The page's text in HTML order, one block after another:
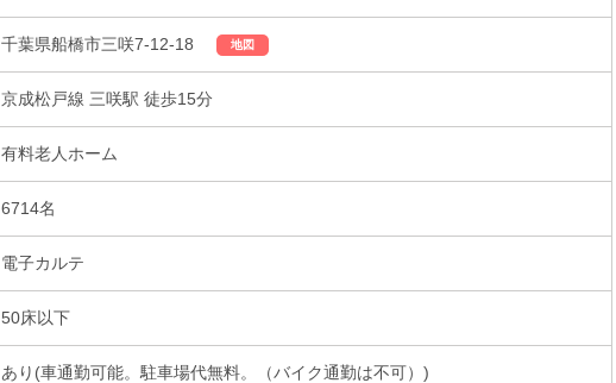
千葉県船橋市三咲7-12-18 地図
京成松戸線 三咲駅 徒歩15分
有料老人ホーム
6714名
電子カルテ
50床以下
あり(車通勤可能。駐車場代無料。（バイク通勤は不可）)